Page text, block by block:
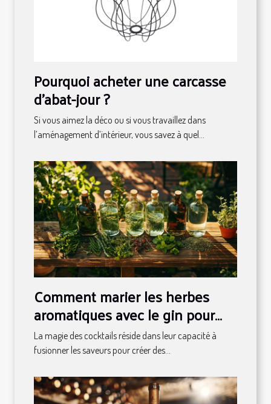
Pourquoi acheter une carcasse
d'abat-jour ?
Si vous aimez la déco ou si vous travaillez dans
l’aménagement d’intérieur, vous savez à quel...
Comment marier les herbes
aromatiques avec le gin pour
des cocktails uniques
La magie des cocktails réside dans leur capacité à
fusionner les saveurs pour créer des...